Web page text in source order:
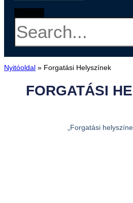
Nyitóoldal » Forgatási Helyszínek
FORGATÁSI
„Forgatási